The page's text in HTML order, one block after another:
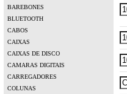
BAREBONES
BLUETOOTH
CABOS
CAIXAS
CAIXAS DE DISCO
CAMARAS DIGITAIS
CARREGADORES
COLUNAS